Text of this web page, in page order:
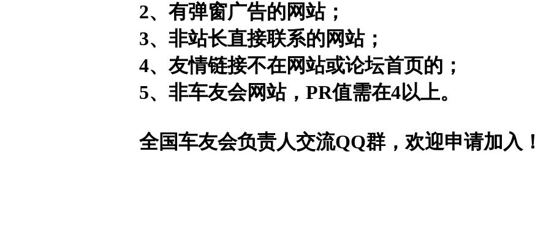
2、有弹窗广告的网站；
3、非站长直接联系的网站；
4、友情链接不在网站或论坛首页的；
5、非车友会网站，PR值需在4以上。
全国车友会负责人交流QQ群，欢迎申请加入！